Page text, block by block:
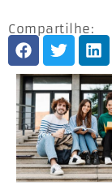
Compartilhe: